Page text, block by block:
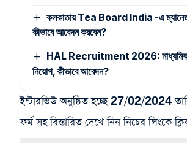
কলকাতায় Tea Board India -এ
কীভাবে আবেদন করবেন?
HAL Recruitment 2026: মাধ্যমিক
নিয়োগ, কীভাবে আবেদন?
ইন্টারভিউ অনুষ্ঠিত হচ্ছে 27/02/2024
ফর্ম সহ বিস্তারিত দেখে নিন নিচের লিংকে